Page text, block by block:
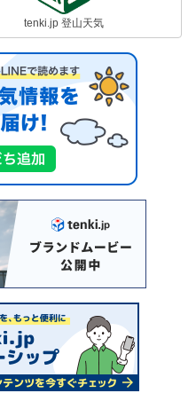
tenki.jp 登山天気